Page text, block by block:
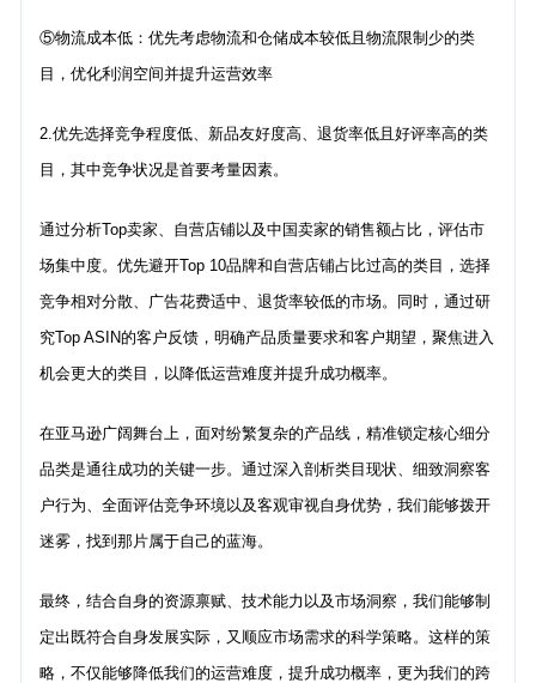
⑤物流成本低：优先考虑物流和仓储成本较低且物流限制少的类
目，优化利润空间并提升运营效率
2.优先选择竞争程度低、新品友好度高、退货率低且好评率高的类
目，其中竞争状况是首要考量因素。
通过分析Top卖家、自营店铺以及中国卖家的销售额占比，评估市
场集中度。优先避开Top 10品牌和自营店铺占比过高的类目，选择
竞争相对分散、广告花费适中、退货率较低的市场。同时，通过研
究Top ASIN的客户反馈，明确产品质量要求和客户期望，聚焦进入
机会更大的类目，以降低运营难度并提升成功概率。
在亚马逊广阔舞台上，面对纷繁复杂的产品线，精准锁定核心细分
品类是通往成功的关键一步。通过深入剖析类目现状、细致洞察客
户行为、全面评估竞争环境以及客观审视自身优势，我们能够拨开
迷雾，找到那片属于自己的蓝海。
最终，结合自身的资源禀赋、技术能力以及市场洞察，我们能够制
定出既符合自身发展实际，又顺应市场需求的科学策略。这样的策
略，不仅能够降低我们的运营难度，提升成功概率，更为我们的跨